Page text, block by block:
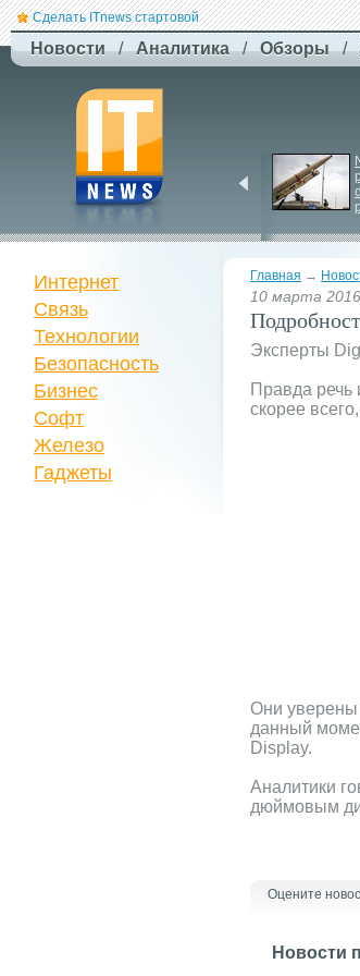
Сделать ITnews стартовой
Новости / Аналитика / Обзоры /
серію міських квестів
маршрутами трамваїв
Главная →
10 марта
Эксперты
Правда речь
скорее
Они уверены
данный
Display.
Аналитики
дюймовым
Оцените
Новости
Интернет
Связь
Технологии
Безопасность
Бизнес
Софт
Железо
Гаджеты